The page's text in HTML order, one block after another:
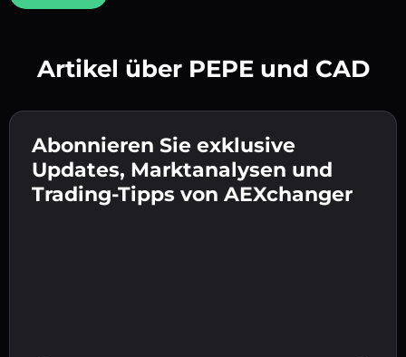
Gib deine Krypto-Wallet-Adresse ein 👉 fahre
mit dem nächsten Schritt fort.
Bestätige deine Identität 👉 fahre mit dem
letzten Schritt fort.
Sende die Einzahlung 👉 erhalte Krypto oder
Fiat in deiner Wallet.
Artikel über PEPE und CAD
Abonnieren Sie exklusive
Updates, Marktanalysen und
Trading-Tipps von AEXchanger